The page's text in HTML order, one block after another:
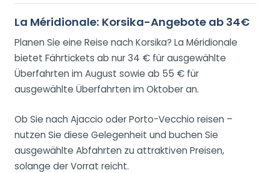
La Méridionale: Korsika-Angebote ab 34€
Planen Sie eine Reise nach Korsika? La Méridionale
bietet Fährtickets ab nur 34 € für ausgewählte
Überfahrten im August sowie ab 55 € für
ausgewählte Überfahrten im Oktober an.
Ob Sie nach Ajaccio oder Porto-Vecchio reisen –
nutzen Sie diese Gelegenheit und buchen Sie
ausgewählte Abfahrten zu attraktiven Preisen,
solange der Vorrat reicht.